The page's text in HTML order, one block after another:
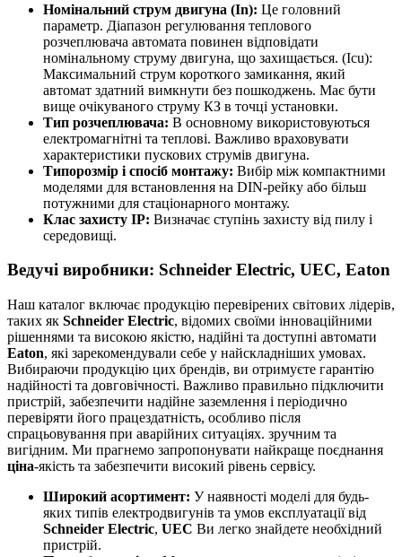
Номінальний струм двигуна (In): Це головний
параметр. Діапазон регулювання теплового
розчеплювача автомата повинен відповідати
номінальному струму двигуна, що захищається. (Icu):
Максимальний струм короткого замикання, який
автомат здатний вимкнути без пошкоджень. Має бути
вище очікуваного струму КЗ в точці установки.
Тип розчеплювача: В основному використовуються
електромагнітні та теплові. Важливо враховувати
характеристики пускових струмів двигуна.
Типорозмір і спосіб монтажу: Вибір між компактними
моделями для встановлення на DIN-рейку або більш
потужними для стаціонарного монтажу.
Клас захисту IP: Визначає ступінь захисту від пилу і
середовищі.
Ведучі виробники: Schneider Electric, UEC, Eaton
Наш каталог включає продукцію перевірених світових лідерів,
таких як Schneider Electric, відомих своїми інноваційними
рішеннями та високою якістю, надійні та доступні автомати
Eaton, які зарекомендували себе у найскладніших умовах.
Вибираючи продукцію цих брендів, ви отримуєте гарантію
надійності та довговічності. Важливо правильно підключити
пристрій, забезпечити надійне заземлення і періодично
перевіряти його працездатність, особливо після
спрацьовування при аварійних ситуаціях. зручним та
вигідним. Ми прагнемо запропонувати найкраще поєднання
ціна-якість та забезпечити високий рівень сервісу.
Широкий асортимент: У наявності моделі для будь-
яких типів електродвигунів та умов експлуатації від
Schneider Electric, UEC Ви легко знайдете необхідний
пристрій.